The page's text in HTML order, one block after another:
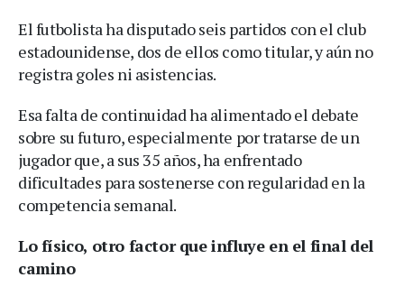
El futbolista ha disputado seis partidos con el club
estadounidense, dos de ellos como titular, y aún no
registra goles ni asistencias.
Esa falta de continuidad ha alimentado el debate
sobre su futuro, especialmente por tratarse de un
jugador que, a sus 35 años, ha enfrentado
dificultades para sostenerse con regularidad en la
competencia semanal.
Lo físico, otro factor que influye en el final del
camino